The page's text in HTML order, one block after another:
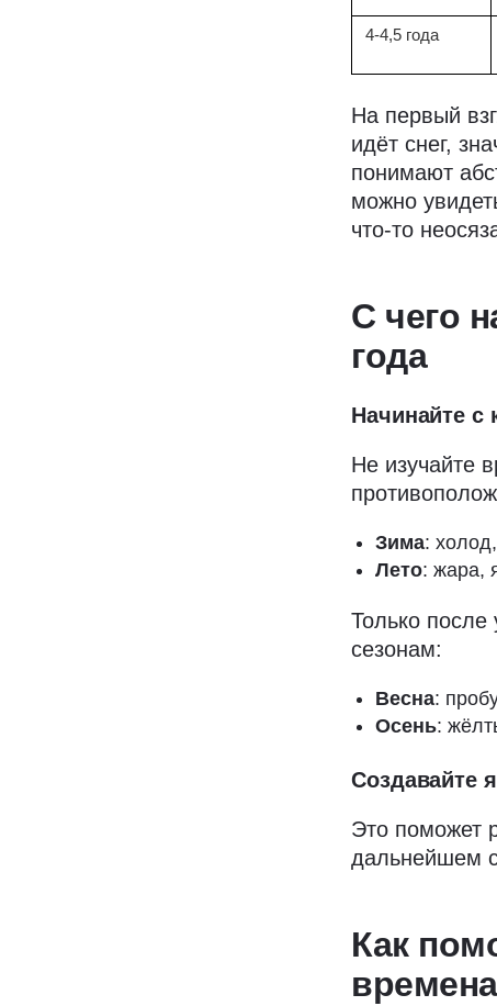
4-4,5 года
На первый
идёт снег,
понимают
можно
что-то
С чего
года
Начинайте с
Не изучайте
Зима:
Лето: жара,
Только после
сезонам:
Весна:
Осень:
Создавайте
Это поможет
дальнейшем
Как